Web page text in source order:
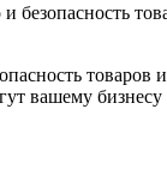
безопасность
вашему